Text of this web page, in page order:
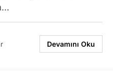
Devamını Oku